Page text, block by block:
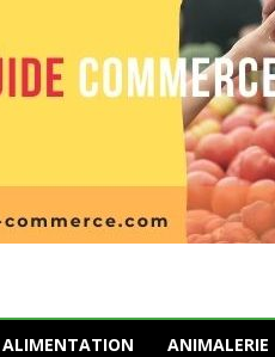
ALIMENTATION ANIMALERIE